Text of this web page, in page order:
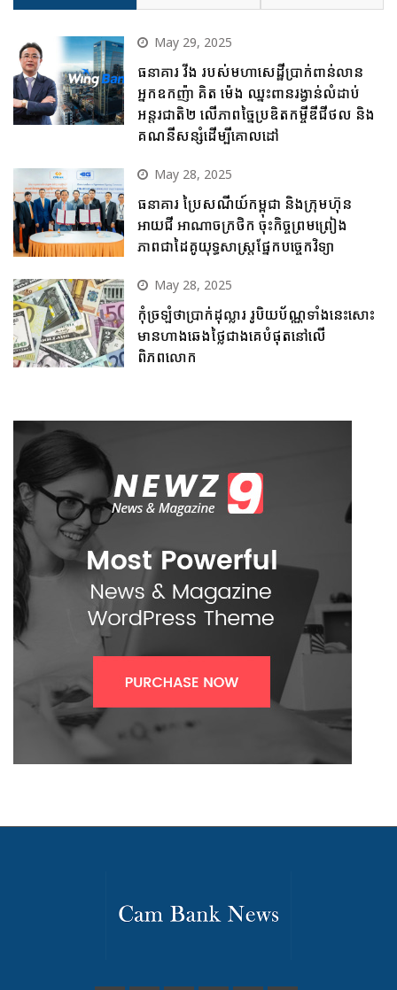
May 29, 2025
ធនាគារ វីង របស់មហាសេដ្ឋីប្រាក់ពាន់លាន
អ្នកឧកញ៉ា គិត ម៉េង ឈ្នះពានរង្វាន់លំដាប់
អន្តរជាតិ២ លើភាពច្នៃប្រឌិតកម្ចីឌីជីថល និង
គណនីសន្សំដើម្បីគោលដៅ
May 28, 2025
ធនាគារ ប្រៃសណីយ៍កម្ពុជា និងក្រុមហ៊ុន
អាយជី អាណាចក្រថិក ចុះកិច្ចព្រមព្រៀង
ភាពជាដៃគូយុទ្ធសាស្ត្រផ្នែកបច្ចេកវិទ្យា
May 28, 2025
កុំច្រឡំថាប្រាក់ដុល្លារ រូបិយប័ណ្ណទាំងនេះសោះ
មានហាងឆេងថ្លៃជាងគេបំផុតនៅលើ
ពិភពលោក